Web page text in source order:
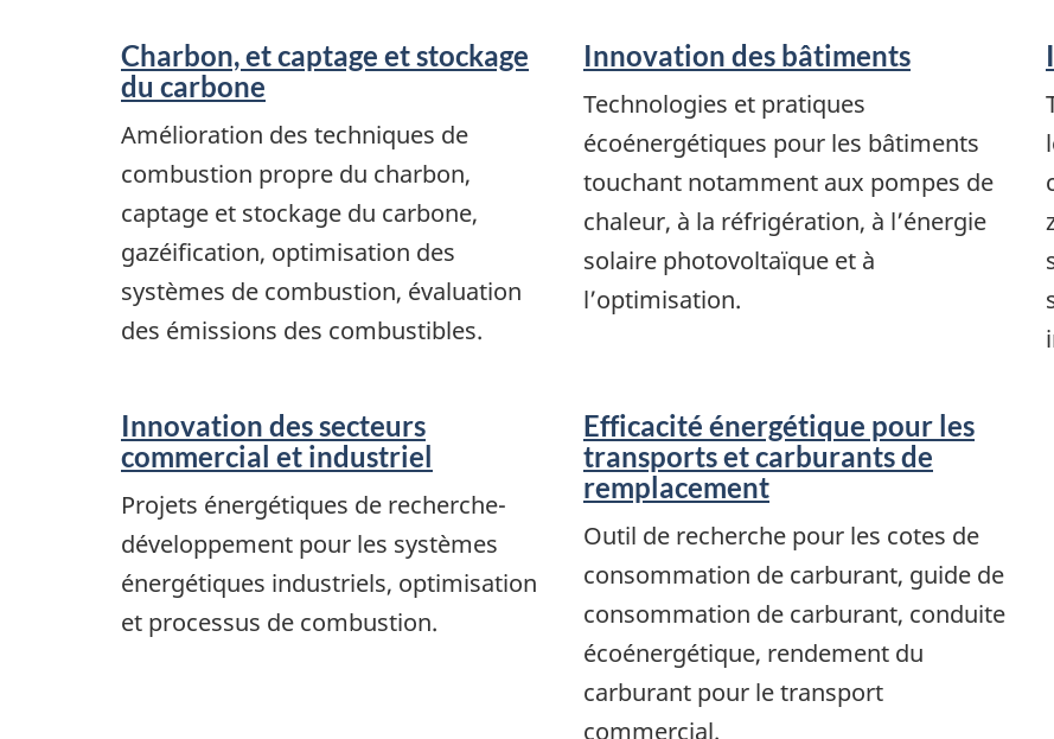
Charbon, et captage et stockage
du carbone
Amélioration des techniques de
combustion propre du charbon,
captage et stockage du carbone,
gazéification, optimisation des
systèmes de combustion, évaluation
des émissions des combustibles.
Innovation des bâtiments
Technologies et pratiques
écoénergétiques pour les bâtiments
touchant notamment aux pompes de
chaleur, à la réfrigération, à l’énergie
solaire photovoltaïque et à
l’optimisation.
Innovation des secteurs
commercial et industriel
Projets énergétiques de recherche-
développement pour les systèmes
énergétiques industriels, optimisation
et processus de combustion.
Efficacité énergétique pour les
transports et carburants de
remplacement
Outil de recherche pour les cotes de
consommation de carburant, guide de
consommation de carburant, conduite
écoénergétique, rendement du
carburant pour le transport
commercial.